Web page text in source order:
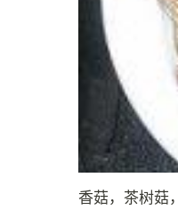
香菇，茶树菇